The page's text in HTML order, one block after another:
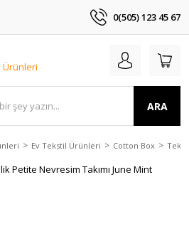
0(505) 123 45 67
ARA
Ev Tekstil Ürünleri Cotton Box Tek